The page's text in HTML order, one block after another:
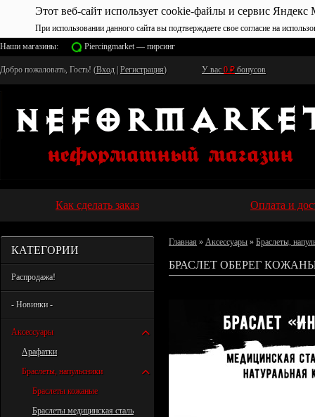
Этот веб-сайт использует cookie-файлы и сервис Яндекс
При использовании данного сайта вы подтверждаете свое согласие на
Наши магазины:
Piercingmarket — пирсинг
Добро пожаловать, Гость! (Вход Регистрация) У вас 0 ₽ бонусов
Как сделать заказ Оплата и
КАТЕГОРИИ
Распродажа!
- Новинки -
Аксессуары
Арафатки
Браслеты, напульсники
Браслеты кожаные
Браслеты медицинская сталь
Главная » Аксессуары » Браслеты,
БРАСЛЕТ ОБЕРЕГ